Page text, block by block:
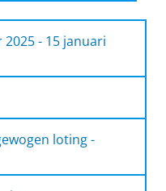
- 15 januari
in het
januari 2026.
de
in elk geval
over een vwo-
loting -
zijn er 365